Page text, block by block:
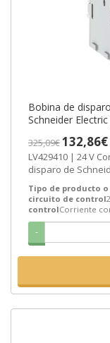
Bobina de
Schneider
325,09€132,86€
LV429410 | 24 V Corriente continua (CC, DC) Bobina de
disparo de
Tipo de producto
circuito de control
controlCorriente
-